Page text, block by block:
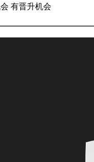
客户多 有学习机会 有晋升机会